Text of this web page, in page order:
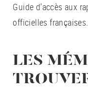
Guide d’accès aux
officielles françaises.
LES